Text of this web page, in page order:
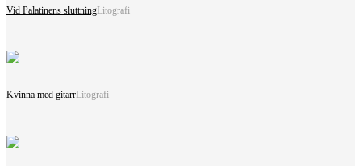
Vid Palatinens sluttningLitografi
Kvinna med gitarrLitografi